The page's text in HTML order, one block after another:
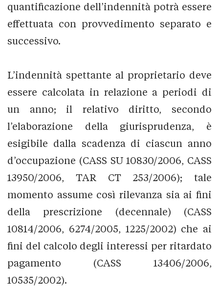
quantificazione dell’indennità potrà essere
effettuata con provvedimento separato e
successivo.
L’indennità spettante al proprietario deve
essere calcolata in relazione a periodi di
un anno; il relativo diritto, secondo
l’elaborazione della giurisprudenza, è
esigibile dalla scadenza di ciascun anno
d’occupazione (CASS SU 10830/2006, CASS
13950/2006, TAR CT 253/2006); tale
momento assume così rilevanza sia ai fini
della prescrizione (decennale) (CASS
10814/2006, 6274/2005, 1225/2002) che ai
fini del calcolo degli interessi per ritardato
pagamento (CASS 13406/2006,
10535/2002).